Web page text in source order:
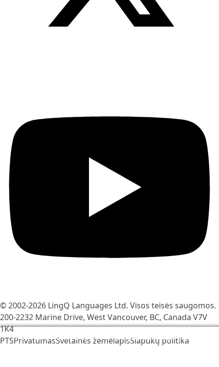
Mes naudojame slapukus, kad padėtume pagerinti
LingQ. Apsilankę avetainėje Jūs sutinkate su mūsų
© 2002-2026 LingQ Languages Ltd. Visos teisės saugomos.
200-2232 Marine Drive, West Vancouver, BC, Canada V7V
1K4
PTSPrivatumasSvetainės žemėlapisSlapukų politika